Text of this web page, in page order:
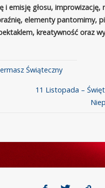
i emisję głosu, improwizację,
elementy pantomimy,
kreatywność oraz
Świąteczny
11 Listopada –